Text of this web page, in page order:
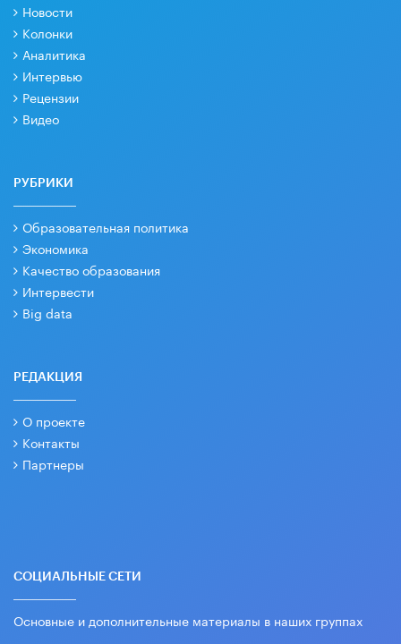
Новости
Колонки
Аналитика
Интервью
Рецензии
Видео
РУБРИКИ
Образовательная политика
Экономика
Качество образования
Интервести
Big data
РЕДАКЦИЯ
О проекте
Контакты
Партнеры
СОЦИАЛЬНЫЕ СЕТИ
Основные и дополнительные материалы в наших группах